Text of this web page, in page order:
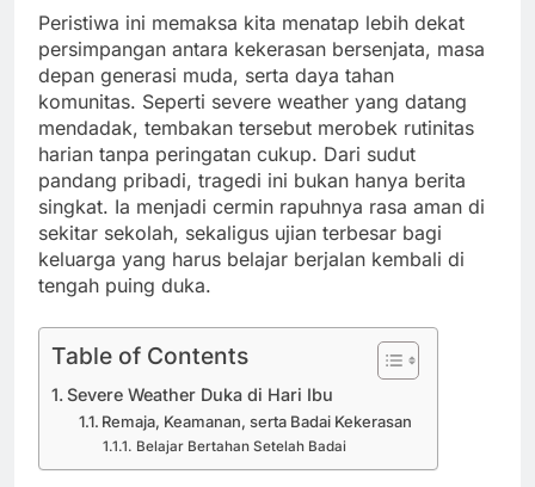
Peristiwa ini memaksa kita menatap lebih dekat
persimpangan antara kekerasan bersenjata, masa
depan generasi muda, serta daya tahan
komunitas. Seperti severe weather yang datang
mendadak, tembakan tersebut merobek rutinitas
harian tanpa peringatan cukup. Dari sudut
pandang pribadi, tragedi ini bukan hanya berita
singkat. Ia menjadi cermin rapuhnya rasa aman di
sekitar sekolah, sekaligus ujian terbesar bagi
keluarga yang harus belajar berjalan kembali di
tengah puing duka.
Table of Contents
Severe Weather Duka di Hari Ibu
Remaja, Keamanan, serta Badai Kekerasan
Belajar Bertahan Setelah Badai